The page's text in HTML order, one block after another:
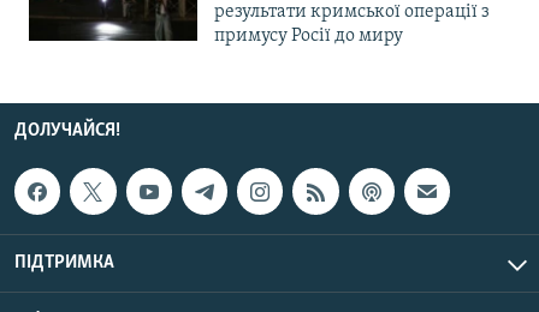
результати кримської операції з
примусу Росії до миру
ДОЛУЧАЙСЯ!
ПІДТРИМКА